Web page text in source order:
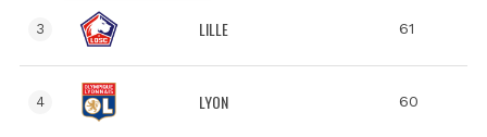
3 LILLE 61
4 LYON 60